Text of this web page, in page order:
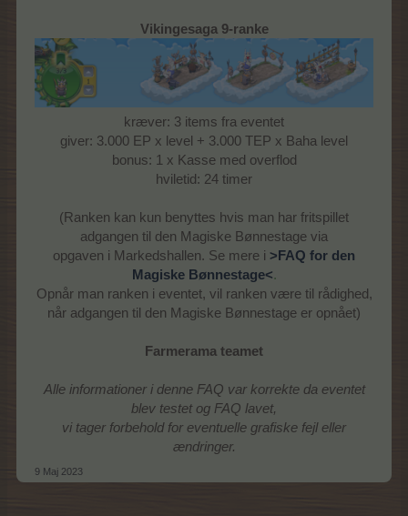
Vikingesaga 9-ranke
kræver: 3 items fra eventet
giver: 3.000 EP x level + 3.000 TEP x Baha level
bonus: 1 x Kasse med overflod
hviletid: 24 timer
(Ranken kan kun benyttes hvis man har fritspillet
adgangen til den Magiske Bønnestage via
opgaven i Markedshallen. Se mere i >FAQ for den
Magiske Bønnestage<.
Opnår man ranken i eventet, vil ranken være til rådighed,
når adgangen til den Magiske Bønnestage er opnået)
Farmerama teamet
Alle informationer i denne FAQ var korrekte da eventet
blev testet og FAQ lavet,
vi tager forbehold for eventuelle grafiske fejl eller
ændringer.
9 Maj 2023